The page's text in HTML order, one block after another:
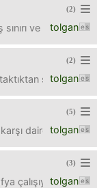
(2)
tolgan
ve a
(2)
tolgan
sonra
(5)
tolgan
daire ve
(3)
tolgan
çalışıyorum da.